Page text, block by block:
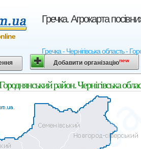
Гречка. Агрокарта
Гречка - Чернігівська область -
Добавити організаціюnew
район. Чернігівська